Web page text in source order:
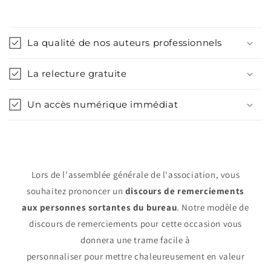
La qualité de nos auteurs professionnels
La relecture gratuite
Un accès numérique immédiat
Lors de l'assemblée générale de l'association, vous
souhaitez prononcer un discours de remerciements
aux personnes sortantes du bureau. Notre modèle de
discours de remerciements pour cette occasion vous
donnera une trame facile à
personnaliser pour mettre chaleureusement en valeur